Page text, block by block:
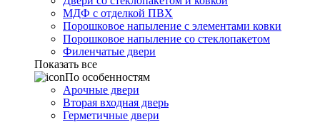
МДФ с отделкой ПВХ
Порошковое напыление с элементами ковки
Порошковое напыление со стеклопакетом
Филенчатые двери
Показать все
По особенностям
Арочные двери
Вторая входная дверь
Герметичные двери